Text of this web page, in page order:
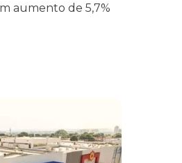
aumento de 5,7%